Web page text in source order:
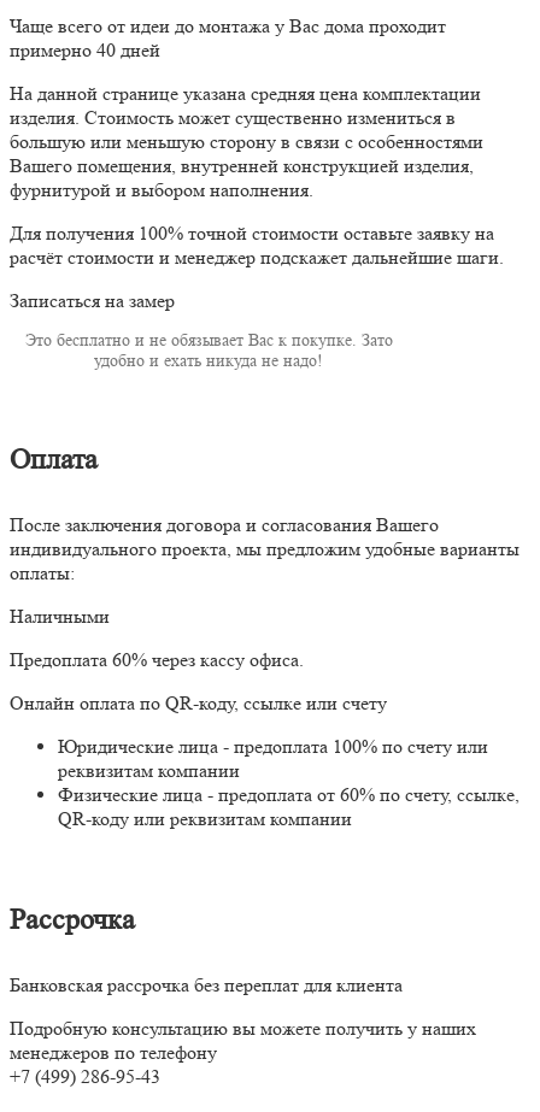
Чаще всего от идеи до монтажа у Вас дома проходит
примерно 40 дней
На данной странице указана средняя цена комплектации
изделия. Стоимость может существенно измениться в
большую или меньшую сторону в связи с особенностями
Вашего помещения, внутренней конструкцией изделия,
фурнитурой и выбором наполнения.
Для получения 100% точной стоимости оставьте заявку на
расчёт стоимости и менеджер подскажет дальнейшие шаги.
Записаться на замер
Это бесплатно и не обязывает Вас к покупке. Зато
удобно и ехать никуда не надо!
Оплата
После заключения договора и согласования Вашего
индивидуального проекта, мы предложим удобные варианты
оплаты:
Наличными
Предоплата 60% через кассу офиса.
Онлайн оплата по QR-коду, ссылке или счету
Юридические лица - предоплата 100% по счету или
реквизитам компании
Физические лица - предоплата от 60% по счету, ссылке,
QR-коду или реквизитам компании
Рассрочка
Банковская рассрочка без переплат для клиента
Подробную консультацию вы можете получить у наших
менеджеров по телефону
+7 (499) 286-95-43